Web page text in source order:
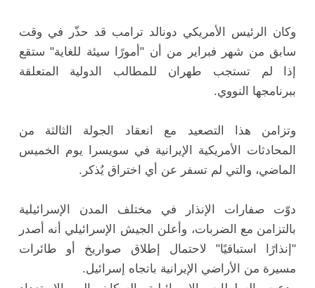
وكان الرئيس الأمريكي دونالد ترامب قد حذّر في وقت
سابق من شهر فبراير من أن "أمورًا سيئة للغاية" ستقع
إذا لم تستجب طهران للمطالب الدولية المتعلقة
ببرنامجها النووي.
وتزامن هذا التصعيد مع انعقاد الجولة الثالثة من
المحادثات الأمريكية الإيرانية في سويسرا يوم الخميس
الماضي، والتي لم تسفر عن أي اختراق يُذكر.
دوّت صفارات الإنذار في مختلف المدن الإسرائيلية
بالتزامن مع الضربات، وأعلن الجيش الإسرائيلي أنه أصدر
"إنذارًا استباقيًا" لاحتمال إطلاق صواريخ أو طائرات
مسيرة من الأراضي الإيرانية باتجاه إسرائيل.